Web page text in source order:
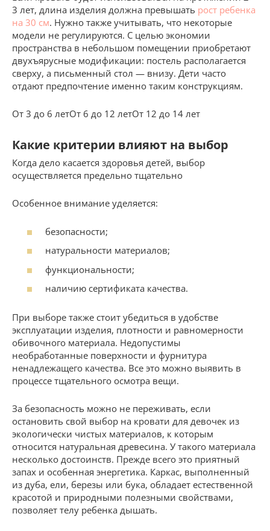
3 лет, длина изделия должна превышать рост ребенка
на 30 см. Нужно также учитывать, что некоторые
модели не регулируются. С целью экономии
пространства в небольшом помещении приобретают
двухъярусные модификации: постель располагается
сверху, а письменный стол — внизу. Дети часто
отдают предпочтение именно таким конструкциям.
От 3 до 6 летОт 6 до 12 летОт 12 до 14 лет
Какие критерии влияют на выбор
Когда дело касается здоровья детей, выбор
осуществляется предельно тщательно
Особенное внимание уделяется:
безопасности;
натуральности материалов;
функциональности;
наличию сертификата качества.
При выборе также стоит убедиться в удобстве
эксплуатации изделия, плотности и равномерности
обивочного материала. Недопустимы
необработанные поверхности и фурнитура
ненадлежащего качества. Все это можно выявить в
процессе тщательного осмотра вещи.
За безопасность можно не переживать, если
остановить свой выбор на кровати для девочек из
экологически чистых материалов, к которым
относится натуральная древесина. У такого материала
несколько достоинств. Прежде всего это приятный
запах и особенная энергетика. Каркас, выполненный
из дуба, ели, березы или бука, обладает естественной
красотой и природными полезными свойствами,
позволяет телу ребенка дышать.